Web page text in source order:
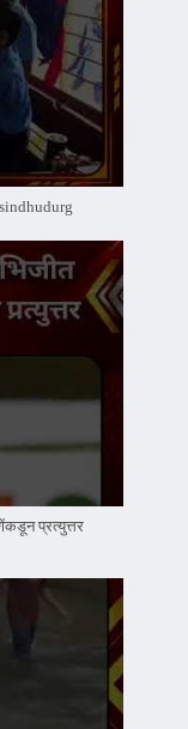
प्रत्युत्तर